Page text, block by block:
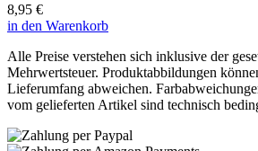
8,95 €
in den Warenkorb
Alle Preise verstehen sich inklusive der
Mehrwertsteuer. Produktabbildungen
Lieferumfang abweichen.
vom gelieferten Artikel sind technisch